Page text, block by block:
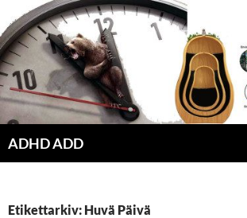
Hoppa
till
innehåll
ADHD ADD
Etikettarkiv: Huvä Päivä